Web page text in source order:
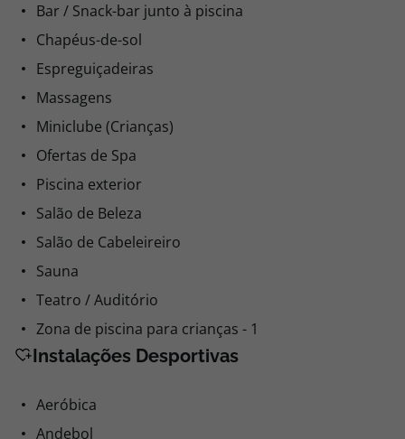
Bar / Snack-bar junto à piscina
Chapéus-de-sol
Espreguiçadeiras
Massagens
Miniclube (Crianças)
Ofertas de Spa
Piscina exterior
Salão de Beleza
Salão de Cabeleireiro
Sauna
Teatro / Auditório
Zona de piscina para crianças - 1
Instalações Desportivas
Aeróbica
Andebol